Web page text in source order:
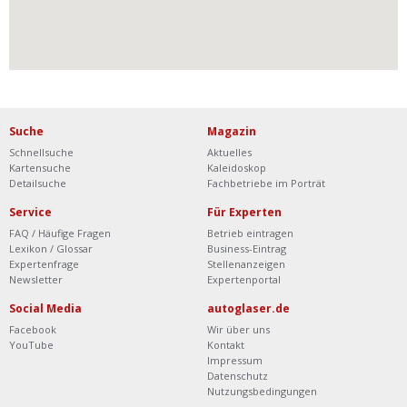
Suche
Schnellsuche
Kartensuche
Detailsuche
Magazin
Aktuelles
Kaleidoskop
Fachbetriebe im Porträt
Service
FAQ / Häufige Fragen
Lexikon / Glossar
Expertenfrage
Newsletter
Für Experten
Betrieb eintragen
Business-Eintrag
Stellenanzeigen
Expertenportal
Social Media
Facebook
YouTube
autoglaser.de
Wir über uns
Kontakt
Impressum
Datenschutz
Nutzungsbedingungen